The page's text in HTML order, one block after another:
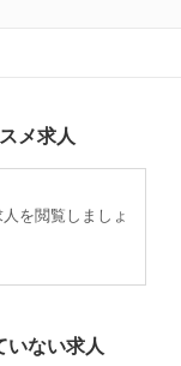
メ求人
を閲覧しましょ
いない求人